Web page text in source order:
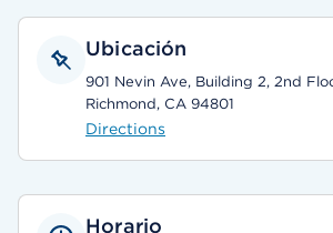
Ubicación
901 Nevin Ave, Building 2, 2nd
Richmond, CA 94801
Directions
Horario